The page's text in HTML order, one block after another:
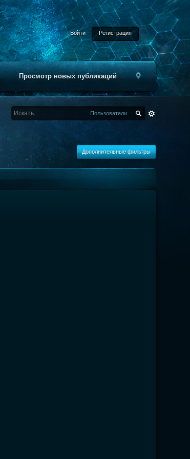
Войти Регистрация
Просмотр новых публикаций
Пользователи
Дополнительные фильтры